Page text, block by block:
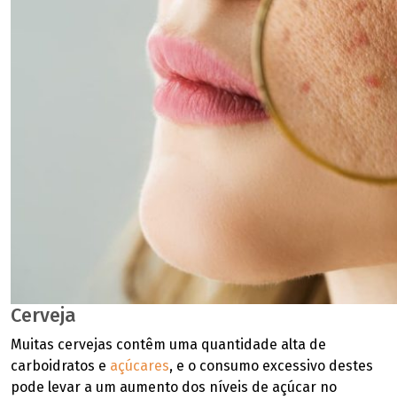
Cerveja
Muitas cervejas contêm uma quantidade alta de
carboidratos e açúcares, e o consumo excessivo destes
pode levar a um aumento dos níveis de açúcar no